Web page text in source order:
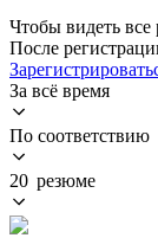
Чтобы видеть все
После
За всё время
По соответствию
20 резюме